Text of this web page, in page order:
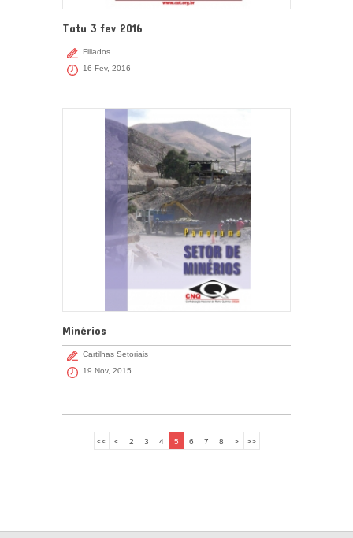
Tatu 3 fev 2016
Filiados
16 Fev, 2016
Minérios
Cartilhas Setoriais
19 Nov, 2015
<< < 2 3 4 5 6 7 8 > >>